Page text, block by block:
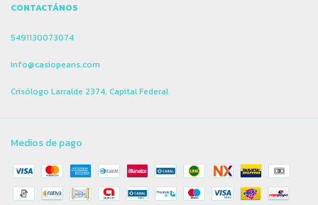
CONTACTÁNOS
5491130073074
info@casiopeans.com
Crisólogo Larralde 2374, Capital Federal
Medios de pago